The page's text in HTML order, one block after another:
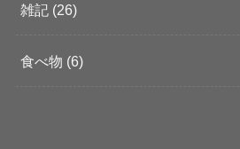
雑記 (26)
食べ物 (6)